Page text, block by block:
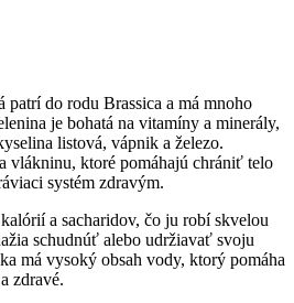
patrí do rodu Brassica a má mnoho
je bohatá na vitamíny a minerály,
listová, vápnik a železo.
vlákninu, ktoré pomáhajú chrániť telo
systém zdravým.
a sacharidov, čo ju robí skvelou
schudnúť alebo udržiavať svoju
má vysoký obsah vody, ktorý pomáha
zdravé.